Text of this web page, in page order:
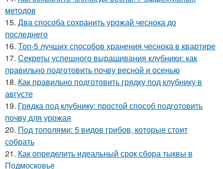
методов
15. Два способа сохранить урожай чеснока до
последнего
16. Топ-5 лучших способов хранения чеснока в квартире
17. Секреты успешного выращивания клубники: как
правильно подготовить почву весной и осенью
18. Как правильно подготовить грядку под клубнику в
августе
19. Грядка под клубнику: простой способ подготовить
почву для урожая
20. Под тополями: 5 видов грибов, которые стоит
собрать
21. Как определить идеальный срок сбора тыквы в
Подмосковье